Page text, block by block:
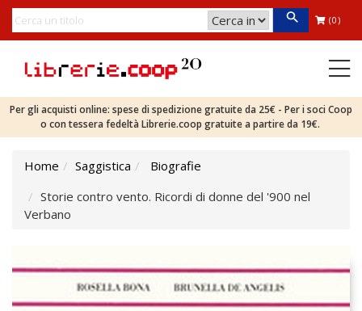
(0)
Per gli acquisti online: spese di spedizione gratuite da 25€ - Per i soci Coop
o con tessera fedeltà Librerie.coop gratuite a partire da 19€.
Home Saggistica
Biografie
Storie contro vento. Ricordi di donne del '900 nel
Verbano